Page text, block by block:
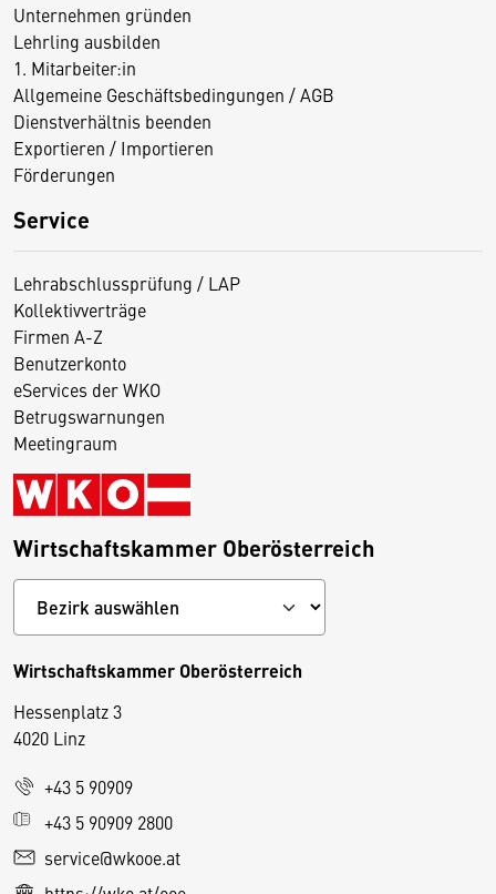
Unternehmen gründen
Lehrling ausbilden
1. Mitarbeiter:in
Allgemeine Geschäftsbedingungen / AGB
Dienstverhältnis beenden
Exportieren / Importieren
Förderungen
Service
Lehrabschlussprüfung / LAP
Kollektivverträge
Firmen A-Z
Benutzerkonto
eServices der WKO
Betrugswarnungen
Meetingraum
Wirtschaftskammer Oberösterreich
Wirtschaftskammer Oberösterreich
Hessenplatz 3
4020 Linz
+43 5 90909
+43 5 90909 2800
service@wkooe.at
D
e